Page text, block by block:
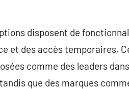
disposent de
et des accès temporaires.
comme des leaders
que des marques